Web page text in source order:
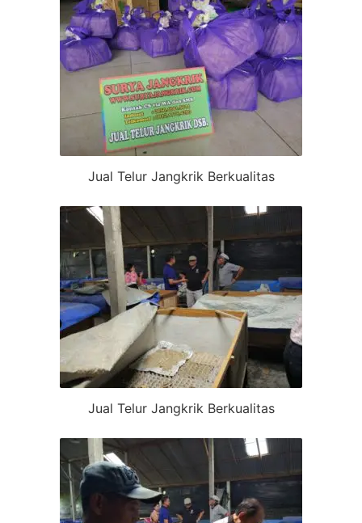
Jual Telur Jangkrik Berkualitas
Jual Telur Jangkrik Berkualitas